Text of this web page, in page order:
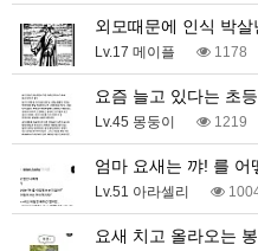
외모때문에 인식 박살
Lv.17 메이플 1178
요즘 늘고 있다는 초
Lv.45 몽둥이 1219
엄마 요새는 꺄! 를 어
Lv.51 아라셀리
요새 치고 올라오는